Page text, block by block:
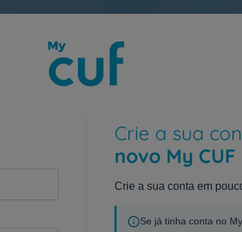
Crie a sua
novo My CUF
Crie a sua conta em
Se já tinha conta no